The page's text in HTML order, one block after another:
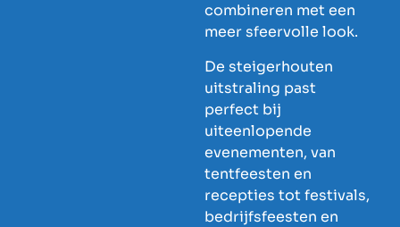
combineren met een
meer sfeervolle look.
De steigerhouten
uitstraling past
perfect bij
uiteenlopende
evenementen, van
tentfeesten en
recepties tot festivals,
bedrijfsfeesten en